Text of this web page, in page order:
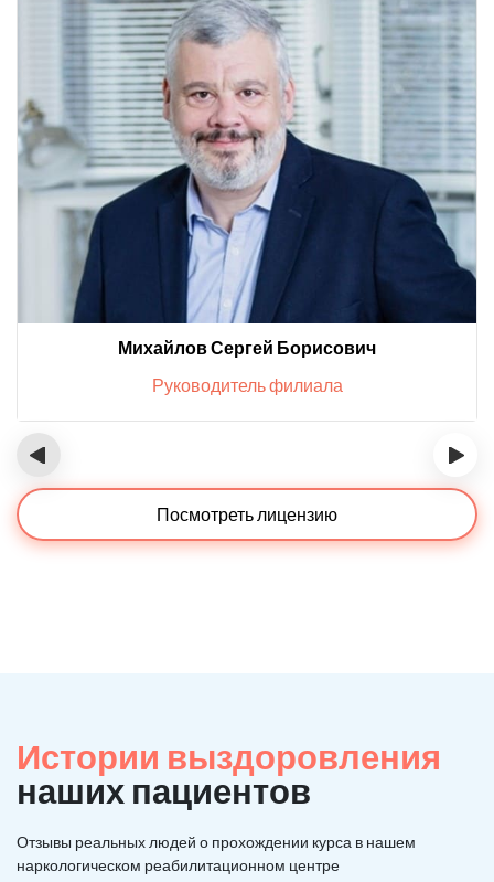
Михайлов Сергей Борисович
Руководитель филиала
‹ ›
Посмотреть лицензию
Истории выздоровления
наших пациентов
Отзывы реальных людей о прохождении курса в нашем
наркологическом реабилитационном центре